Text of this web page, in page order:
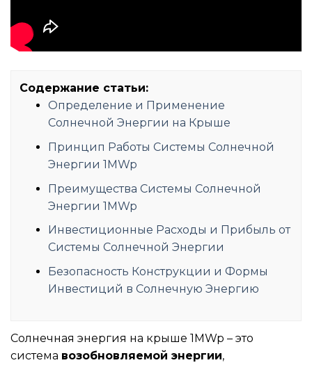
Содержание статьи:
Определение и Применение
Солнечной Энергии на Крыше
Принцип Работы Системы Солнечной
Энергии 1MWp
Преимущества Системы Солнечной
Энергии 1MWp
Инвестиционные Расходы и Прибыль от
Системы Солнечной Энергии
Безопасность Конструкции и Формы
Инвестиций в Солнечную Энергию
Солнечная энергия на крыше 1MWp – это
система возобновляемой энергии,